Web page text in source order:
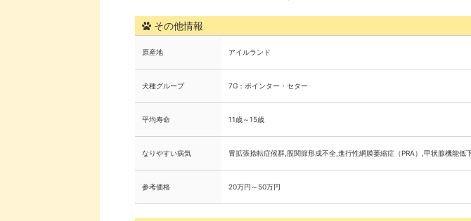
その他情報
原産地 アイルランド
犬種グループ 7G：ポインター・セター
平均寿命 11歳～15歳
なりやすい病気 胃拡張捻転症候群,股関節形成不全,進行性網膜萎縮症（PRA）,甲状腺機能低
参考価格 20万円～50万円